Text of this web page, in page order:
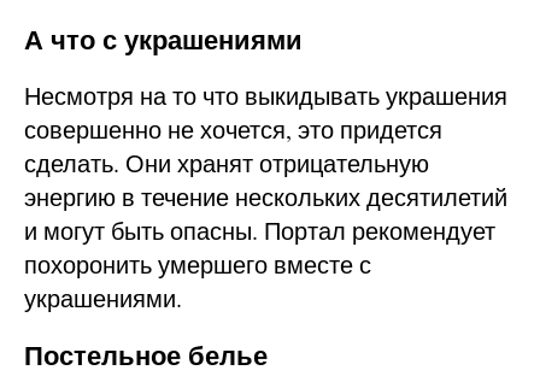
А что с украшениями
Несмотря на то что выкидывать украшения
совершенно не хочется, это придется
сделать. Они хранят отрицательную
энергию в течение нескольких десятилетий
и могут быть опасны. Портал рекомендует
похоронить умершего вместе с
украшениями.
Постельное белье